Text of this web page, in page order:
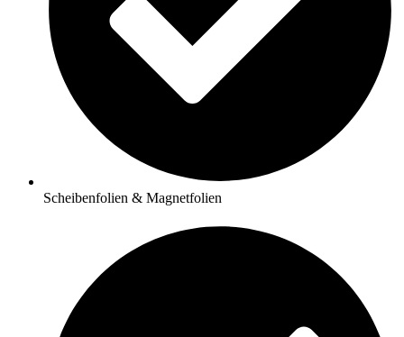
Scheibenfolien & Magnetfolien